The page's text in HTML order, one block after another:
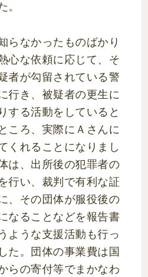
。
らなかったものばかり
心な依頼に応じて、そ
者が勾留されている警
行き、被疑者の更生に
する活動をしていると
ころ、実際にＡさんに
くれることになりまし
は、出所後の犯罪者の
行い、裁判で有利な証
、その団体が服役後の
なることなどを報告書
ような支援活動も行っ
た。団体の事業費は国
らの寄付等でまかなわ